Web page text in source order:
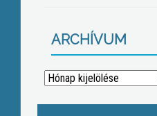
ARCHÍVUM
Archívum